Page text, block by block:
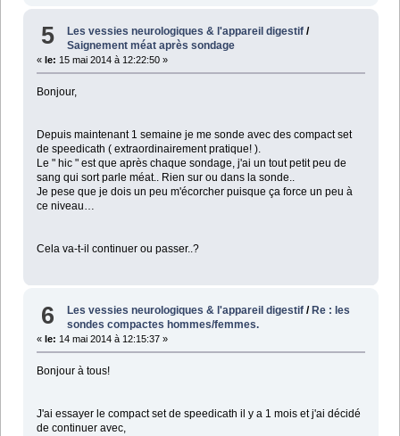
5 Les vessies neurologiques & l'appareil digestif /
Saignement méat après sondage
« le: 15 mai 2014 à 12:22:50 »
Bonjour,
Depuis maintenant 1 semaine je me sonde avec des compact set
de speedicath ( extraordinairement pratique! ).
Le " hic " est que après chaque sondage, j'ai un tout petit peu de
sang qui sort parle méat.. Rien sur ou dans la sonde..
Je pese que je dois un peu m'écorcher puisque ça force un peu à
ce niveau…
Cela va-t-il continuer ou passer..?
6 Les vessies neurologiques & l'appareil digestif / Re : les
sondes compactes hommes/femmes.
« le: 14 mai 2014 à 12:15:37 »
Bonjour à tous!
J'ai essayer le compact set de speedicath il y a 1 mois et j'ai décidé
de continuer avec,